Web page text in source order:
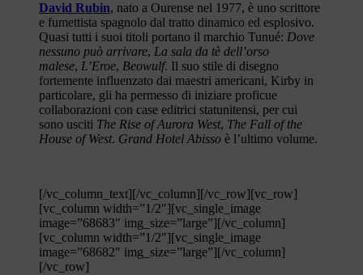
David Rubin, nato a Ourense nel 1977, è uno scrittore
e fumettista spagnolo dal tratto dinamico ed esplosivo.
Quasi tutti i suoi titoli portano il marchio Tunué: Dove
nessuno può arrivare, La sala da tè dell’orso
malese, L’Eroe, Beowulf. Il suo stile di disegno
fortemente influenzato dai maestri americani, Kirby in
particolare, gli ha permesso di iniziare proficue
collaborazioni con case editrici statunitensi, per cui
sono usciti The Rise of Aurora West, The Fall of the
House of West. Grand Hotel Abisso è l’ultimo volume.
[/vc_column_text][/vc_column][/vc_row][vc_row]
[vc_column width=”1/2″][vc_single_image
image=”68683″ img_size=”large”][/vc_column]
[vc_column width=”1/2″][vc_single_image
image=”68682″ img_size=”large”][/vc_column]
[/vc_row]